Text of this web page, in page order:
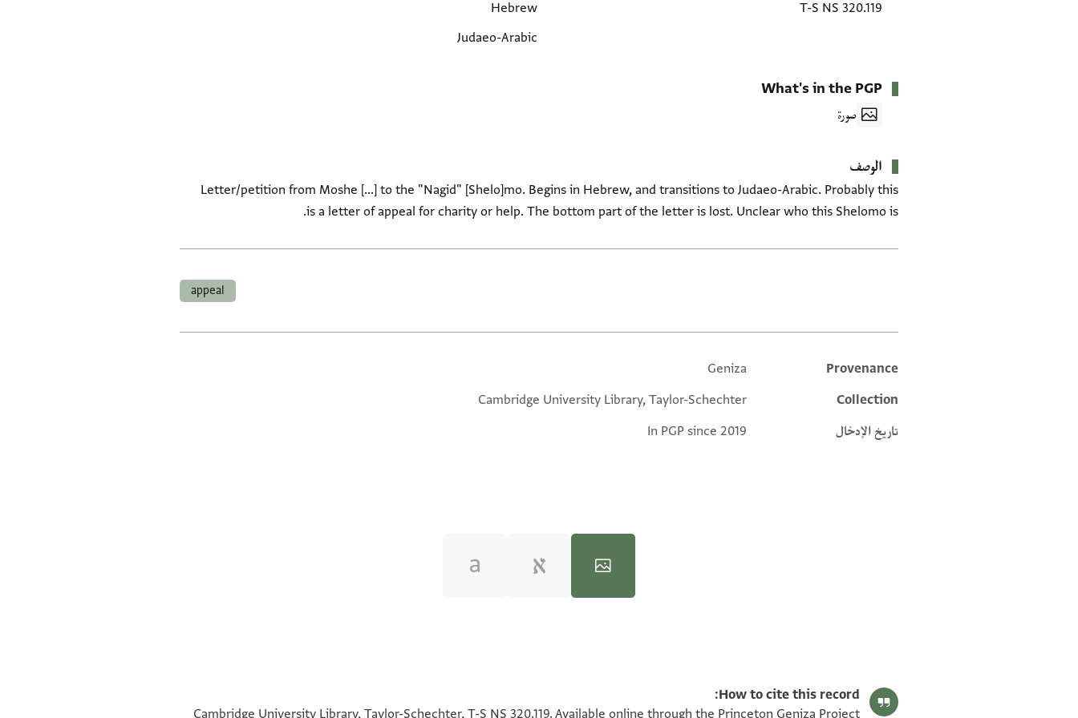
T-S NS 320.119
Hebrew
Judaeo-Arabic
What's in the PGP
صورة
الوصف
Letter/petition from Moshe [...] to the "Nagid" [Shelo]mo. Begins in Hebrew, and transitions to Judaeo-Arabic. Probably this
is a letter of appeal for charity or help. The bottom part of the letter is lost. Unclear who this Shelomo is.
appeal
Additional metadata
Provenance
Geniza
Collection
Cambridge University Library, Taylor-Schechter
تاريخ الإدخال
In PGP since 2019
How to cite this record:
Cambridge University Library, Taylor-Schechter, T-S NS 320.119. Available online through the Princeton Geniza Project